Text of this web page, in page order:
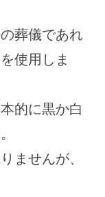
葬儀であれ
使用しま
的に黒か白
ませんが、